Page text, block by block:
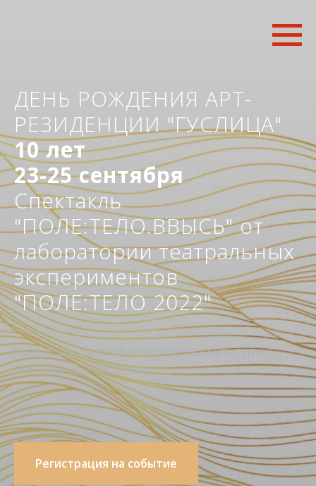
ДЕНЬ РОЖДЕНИЯ АРТ-
РЕЗИДЕНЦИИ "ГУСЛИЦА"
10 лет
23-25 сентября
Спектакль
"ПОЛЕ:ТЕЛО.ВВЫСЬ" от
лаборатории театральных
экспериментов
"ПОЛЕ:ТЕЛО 2022"
При поддержке Министерства Культуры
Московской Области
Регистрация на событие